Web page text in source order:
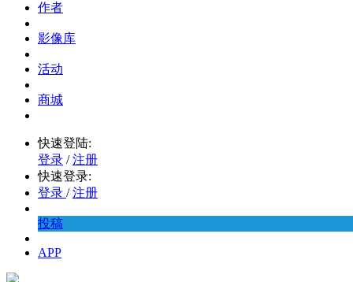
作者
影像库
活动
商城
快速登陆:
登录 / 注册
快速登录:
登录 / 注册
投稿
APP